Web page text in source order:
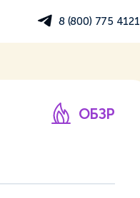
8 (800) 775 4121
ОБЗР